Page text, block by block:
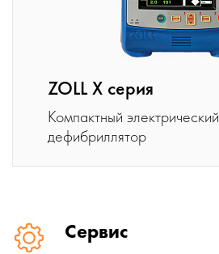
ZOLL X серия
Компактный электрический
дефибриллятор
Сервис